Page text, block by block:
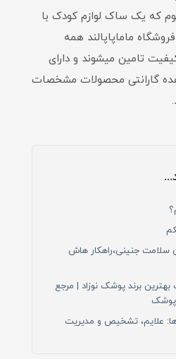
که یک ساک لوازم کودک با
ماماپاپالند همه
تامین میشوند و دارای
گارانتی محصولات مشخصات
سلامت جنینی،راهکار هاش
بهترین برند پوشک نوزاد | مرجع
پوشک
علایم، تشخیص و مدیریت